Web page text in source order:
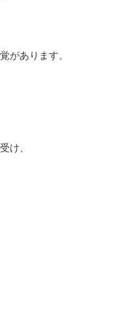
があります。
け、